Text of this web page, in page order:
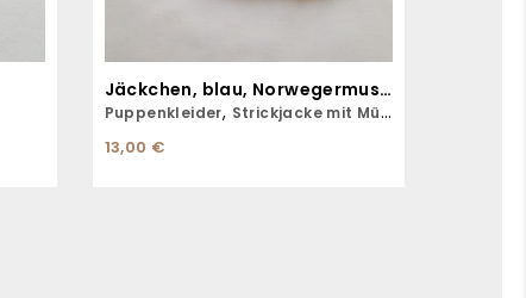
Jäckchen, blau, Norwegermuster
Puppenkleider, Strickjacke mit Mütze
13,00 €